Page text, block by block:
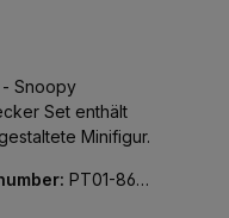
Snoopy
enthält
Minifigur.
PT01-869